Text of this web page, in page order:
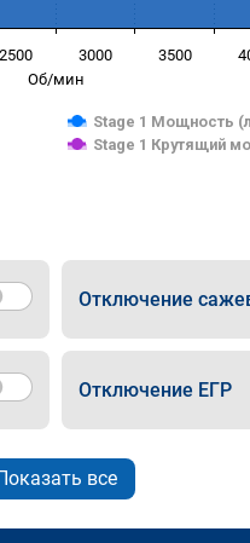
Об/мин
Stage 1 Мощность
Stage 1 Крутящий
2500 3000 3500
Отключение
Отключение ЕГР
все